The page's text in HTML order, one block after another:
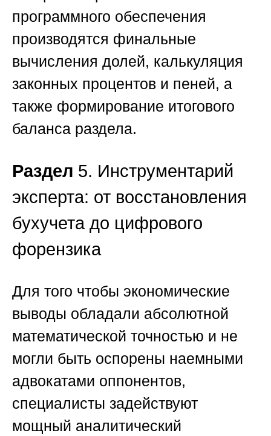
программного обеспечения
производятся финальные
вычисления долей, калькуляция
законных процентов и пеней, а
также формирование итогового
баланса раздела.
Раздел 5. Инструментарий
эксперта: от восстановления
бухучета до цифрового
форензика
Для того чтобы экономические
выводы обладали абсолютной
математической точностью и не
могли быть оспорены наемными
адвокатами оппонентов,
специалисты задействуют
мощный аналитический